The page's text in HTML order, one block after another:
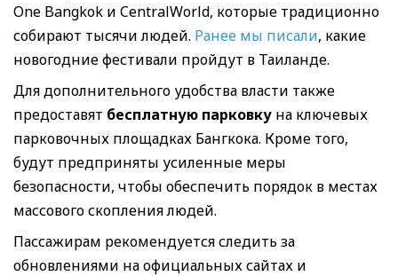
One Bangkok и CentralWorld, которые традиционно
собирают тысячи людей. Ранее мы писали, какие
новогодние фестивали пройдут в Таиланде.
Для дополнительного удобства власти также
предоставят бесплатную парковку на ключевых
парковочных площадках Бангкока. Кроме того,
будут предприняты усиленные меры
безопасности, чтобы обеспечить порядок в местах
массового скопления людей.
Пассажирам рекомендуется следить за
обновлениями на официальных сайтах и